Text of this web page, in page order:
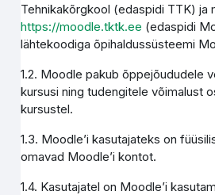
Tehnikakõrgkool (edaspidi TTK) ja
https://moodle.tktk.ee (edaspidi
lähtekoodiga õpihaldussüsteemi
1.2. Moodle pakub õppejõududele
kursusi ning tudengitele võimalust
kursustel.
1.3. Moodle’i kasutajateks on
omavad Moodle’i kontot.
1.4. Kasutajatel on Moodle’i